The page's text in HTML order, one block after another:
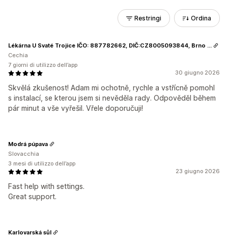
Restringi Ordina
30 giugno 2026
Skvělá zkušenost! Adam mi ochotně, rychle a vstřícně pomohl
s instalací, se kterou jsem si nevěděla rady. Odpověděl během
pár minut a vše vyřešil. Vřele doporučuji!
Cechia
7 giorni di utilizzo dell’app
23 giugno 2026
Fast help with settings.
Great support.
Modrá púpava
Slovacchia
3 mesi di utilizzo dell’app
Karlovarská sůl